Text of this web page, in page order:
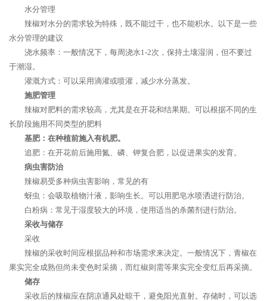
水分管理
辣椒对水分的需求较为特殊，既不能过干，也不能积水。以下是一些
水分管理的建议
浇水频率：一般情况下，每周浇水1-2次，保持土壤湿润，但不要过
于潮湿。
灌溉方式：可以采用滴灌或喷灌，减少水分蒸发。
施肥管理
辣椒对肥料的需求较高，尤其是在开花和结果期。可以根据不同的生
长阶段施用不同类型的肥料
基肥：在种植前施入有机肥。
追肥：在开花前后施用氮、磷、钾复合肥，以促进果实的发育。
病虫害防治
辣椒易受多种病虫害影响，常见的有
蚜虫：会吸取植物汁液，影响生长。可以用肥皂水喷洒进行防治。
白粉病：常见于湿度较大的环境，使用适当的杀菌剂进行防治。
采收与储存
采收
辣椒的采收时间应根据品种和市场需求来决定。一般情况下，青椒在
果实完全成熟但尚未变色时采摘，而红椒则需等果实完全变红后再采摘。
储存
采收后的辣椒应在阴凉通风处晾干，避免阳光直射。存储时，可以选